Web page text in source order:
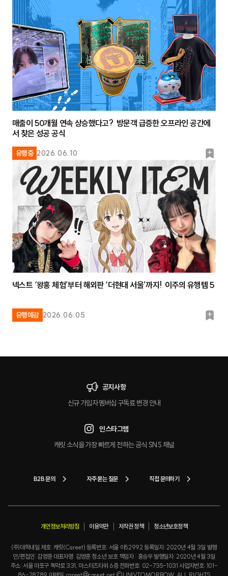
마
크
유행중 2026.06.10
북
마
크
매출이 50개월 연속 상승했다고? 방문객 급증한 오프라인 공간에
서 찾은 성공 공식
유행예감 2026.06.05
북
넥스트 ‘왕홍 체험’부터 해외판 ‘더현대 서울’까지! 이주의 유행템 5
공지사항
신규 가입자 멤버십 구독료 변경 안내
인스타그램
캐릿 소식을 가장 빠르게 전하는 공식 SNS 채널
B2B 문의 자주 묻는 질문 직접 문의하기
개인정보처리방침 이용약관 저작권 정책 청소년보호정책
(주)대학내일 제호: 캐릿(Careet) 등록번호: 서울 아52992 등록일자: 2020년 4월 3일 발행
인/편집인: 김영훈 대표자명: 김영훈 청소년 보호 책임자 : 홍승우 발행일자: 2020년 4월 3일
주소: 서울 마포구 독막로 331, 마스터즈타워 6층 전화번호: 02-735-1031 사업자번호: 101-